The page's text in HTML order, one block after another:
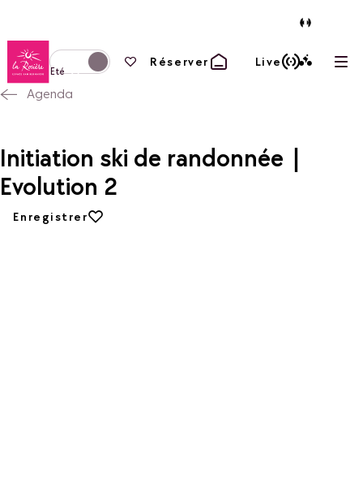
Retour à la page d'accueil
Basculer l'affichage en mode hiver
Eté
Vos favoris
Réserver Live
Agenda
Initiation ski de randonnée |
Evolution 2
Enregistrer
aux favoris